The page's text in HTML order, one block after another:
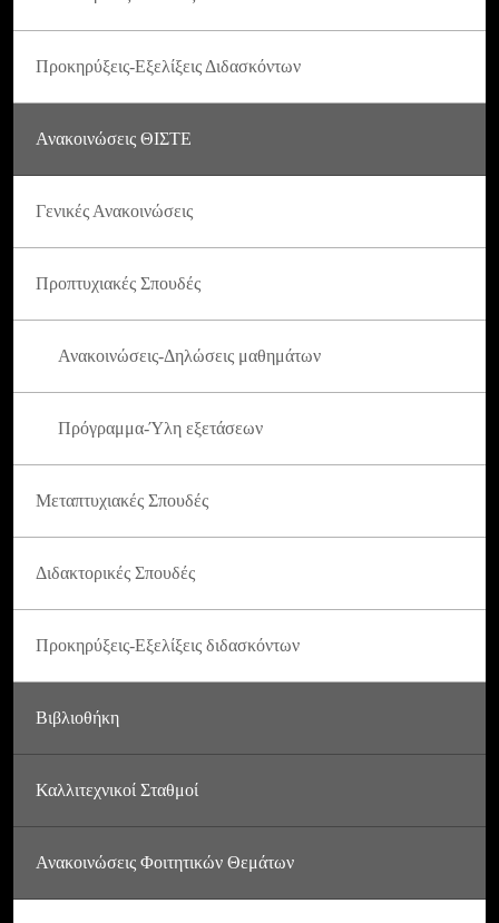
Προκηρύξεις-Εξελίξεις Διδασκόντων
Ανακοινώσεις ΘΙΣΤΕ
Γενικές Ανακοινώσεις
Προπτυχιακές Σπουδές
Ανακοινώσεις-Δηλώσεις μαθημάτων
Πρόγραμμα-Ύλη εξετάσεων
Μεταπτυχιακές Σπουδές
Διδακτορικές Σπουδές
Προκηρύξεις-Εξελίξεις διδασκόντων
Βιβλιοθήκη
Καλλιτεχνικοί Σταθμοί
Ανακοινώσεις Φοιτητικών Θεμάτων